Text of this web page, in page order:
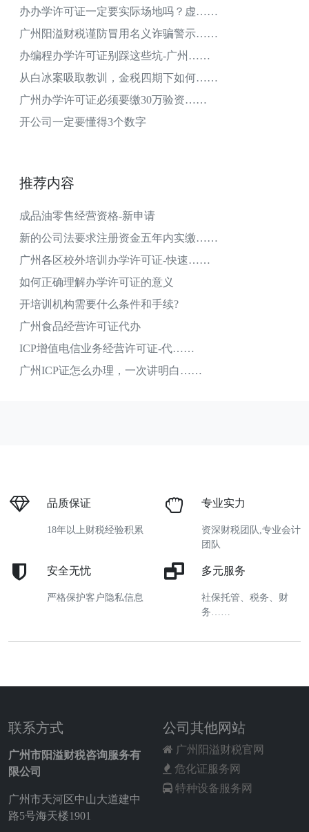
办办学许可证一定要实际场地吗？虚……
广州阳溢财税谨防冒用名义诈骗警示……
办编程办学许可证别踩这些坑-广州……
从白冰案吸取教训，金税四期下如何……
广州办学许可证必须要缴30万验资……
开公司一定要懂得3个数字
推荐内容
成品油零售经营资格-新申请
新的公司法要求注册资金五年内实缴……
广州各区校外培训办学许可证-快速……
如何正确理解办学许可证的意义
开培训机构需要什么条件和手续?
广州食品经营许可证代办
ICP增值电信业务经营许可证-代……
广州ICP证怎么办理，一次讲明白……
品质保证
18年以上财税经验积累
专业实力
资深财税团队,专业会计
团队
安全无忧
严格保护客户隐私信息
多元服务
社保托管、税务、财
务……
联系方式
广州市阳溢财税咨询服务有
限公司
广州市天河区中山大道建中
路5号海天楼1901
公司其他网站
广州阳溢财税官网
危化证服务网
特种设备服务网